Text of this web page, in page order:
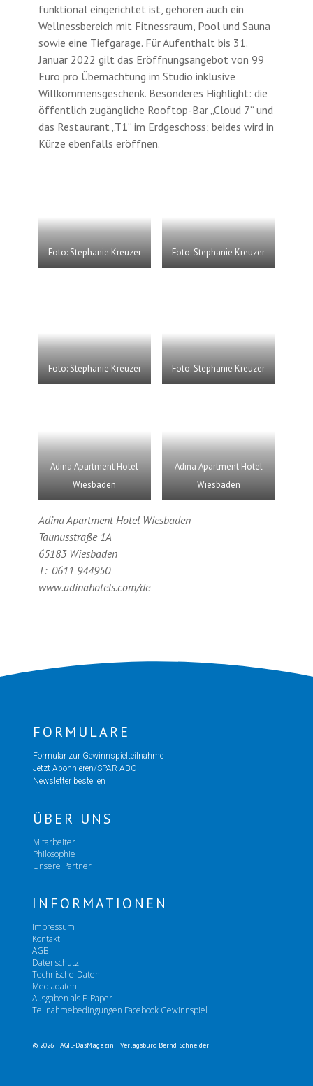
funktional eingerichtet ist, gehören auch ein
Wellnessbereich mit Fitnessraum, Pool und Sauna
sowie eine Tiefgarage. Für Aufenthalt bis 31.
Januar 2022 gilt das Eröffnungsangebot von 99
Euro pro Übernachtung im Studio inklusive
Willkommensgeschenk. Besonderes Highlight: die
öffentlich zugängliche Rooftop-Bar „Cloud 7“ und
das Restaurant „T1“ im Erdgeschoss; beides wird in
Kürze ebenfalls eröffnen.
Foto: Stephanie Kreuzer Foto: Stephanie Kreuzer
Foto: Stephanie Kreuzer Foto: Stephanie Kreuzer
Adina Apartment Hotel
Wiesbaden
Adina Apartment Hotel
Wiesbaden
Adina Apartment Hotel Wiesbaden
Taunusstraße 1A
65183 Wiesbaden
T: 0611 944950
www.adinahotels.com/de
FORMULARE
Formular zur Gewinnspielteilnahme
Jetzt Abonnieren/SPAR-ABO
Newsletter bestellen
ÜBER UNS
Mitarbeiter
Philosophie
Unsere Partner
INFORMATIONEN
Impressum
Kontakt
AGB
Datenschutz
Technische-Daten
Mediadaten
Ausgaben als E-Paper
Teilnahmebedingungen Facebook Gewinnspiel
© 2026 | AGIL-DasMagazin | Verlagsbüro Bernd Schneider